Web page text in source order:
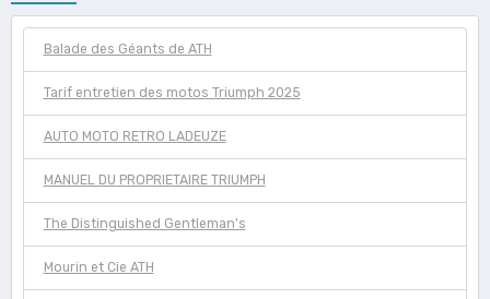
Balade des Géants de ATH
Tarif entretien des motos Triumph 2025
AUTO MOTO RETRO LADEUZE
MANUEL DU PROPRIETAIRE TRIUMPH
The Distinguished Gentleman's
Mourin et Cie ATH